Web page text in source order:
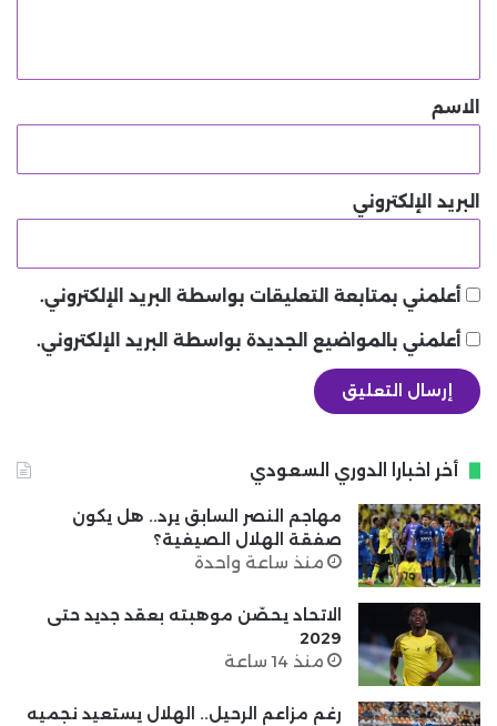
*الاسم
البريد الإلكتروني
أعلمني بمتابعة التعليقات بواسطة البريد الإلكتروني.
أعلمني بالمواضيع الجديدة بواسطة البريد الإلكتروني.
أخر اخبارا الدوري السعودي
مهاجم النصر السابق يرد.. هل يكون
صفقة الهلال الصيفية؟
منذ ساعة واحدة
الاتحاد يحصّن موهبته بعقد جديد حتى
2029
منذ 14 ساعة
رغم مزاعم الرحيل.. الهلال يستعيد نجميه